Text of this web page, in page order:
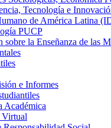
Tecnología e
de América Latina
PUCP
sobre la Enseñanza de las
e Informes
Académica
Virtual